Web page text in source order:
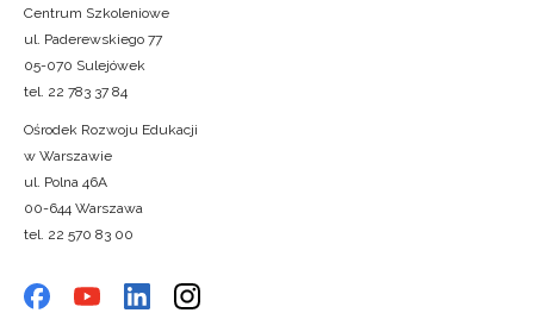
Centrum Szkoleniowe
ul. Paderewskiego 77
05-070 Sulejówek
tel. 22 783 37 84
Ośrodek Rozwoju Edukacji
w Warszawie
ul. Polna 46A
00-644 Warszawa
tel. 22 570 83 00